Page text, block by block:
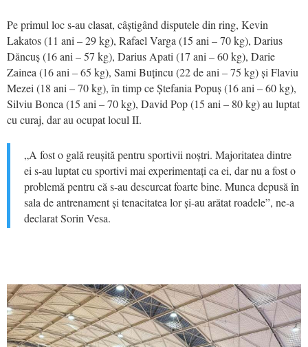
Pe primul loc s-au clasat, câștigând disputele din ring, Kevin
Lakatos (11 ani – 29 kg), Rafael Varga (15 ani – 70 kg), Darius
Dăncuș (16 ani – 57 kg), Darius Apati (17 ani – 60 kg), Darie
Zainea (16 ani – 65 kg), Sami Buțincu (22 de ani – 75 kg) și Flaviu
Mezei (18 ani – 70 kg), în timp ce Ștefania Popuș (16 ani – 60 kg),
Silviu Bonca (15 ani – 70 kg), David Pop (15 ani – 80 kg) au luptat
cu curaj, dar au ocupat locul II.
„A fost o gală reușită pentru sportivii noștri. Majoritatea dintre
ei s-au luptat cu sportivi mai experimentați ca ei, dar nu a fost o
problemă pentru că s-au descurcat foarte bine. Munca depusă în
sala de antrenament și tenacitatea lor și-au arătat roadele”, ne-a
declarat Sorin Vesa.